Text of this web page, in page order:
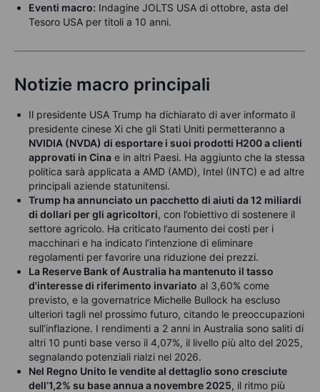
Eventi macro: Indagine JOLTS USA di ottobre, asta del
Tesoro USA per titoli a 10 anni.
Notizie macro principali
Il presidente USA Trump ha dichiarato di aver informato il
presidente cinese Xi che gli Stati Uniti permetteranno a
NVIDIA (NVDA) di esportare i suoi prodotti H200 a clienti
approvati in Cina e in altri Paesi. Ha aggiunto che la stessa
politica sarà applicata a AMD (AMD), Intel (INTC) e ad altre
principali aziende statunitensi.
Trump ha annunciato un pacchetto di aiuti da 12 miliardi
di dollari per gli agricoltori, con l’obiettivo di sostenere il
settore agricolo. Ha criticato l’aumento dei costi per i
macchinari e ha indicato l’intenzione di eliminare
regolamenti per favorire una riduzione dei prezzi.
La Reserve Bank of Australia ha mantenuto il tasso
d'interesse di riferimento invariato al 3,60% come
previsto, e la governatrice Michelle Bullock ha escluso
ulteriori tagli nel prossimo futuro, citando le preoccupazioni
sull’inflazione. I rendimenti a 2 anni in Australia sono saliti di
altri 10 punti base verso il 4,07%, il livello più alto del 2025,
segnalando potenziali rialzi nel 2026.
Nel Regno Unito le vendite al dettaglio sono cresciute
dell’1,2% su base annua a novembre 2025, il ritmo più